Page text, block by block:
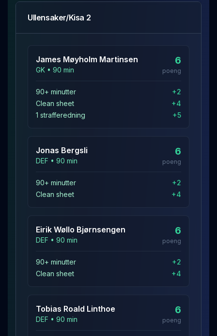
Ullensaker/Kisa 2
James Møyholm Martinsen
GK • 90 min
6
poeng
90+ minutter +2
Clean sheet
+4
1 strafferedning
+5
Jonas Bergsli
DEF • 90 min
6
poeng
90+ minutter +2
Clean sheet
+4
Eirik Wøllo Bjørnsengen
DEF • 90 min
6
poeng
90+ minutter +2
Clean sheet
+4
Tobias Roald Linthoe
DEF • 90 min
6
poeng